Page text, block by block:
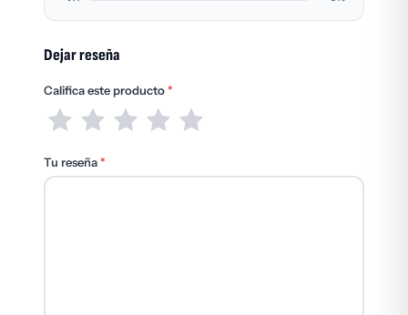
Dejar reseña
Califica este producto*
Tu reseña*